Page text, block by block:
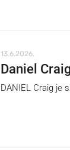
13.6.2026.
Daniel
DANIEL Craig je